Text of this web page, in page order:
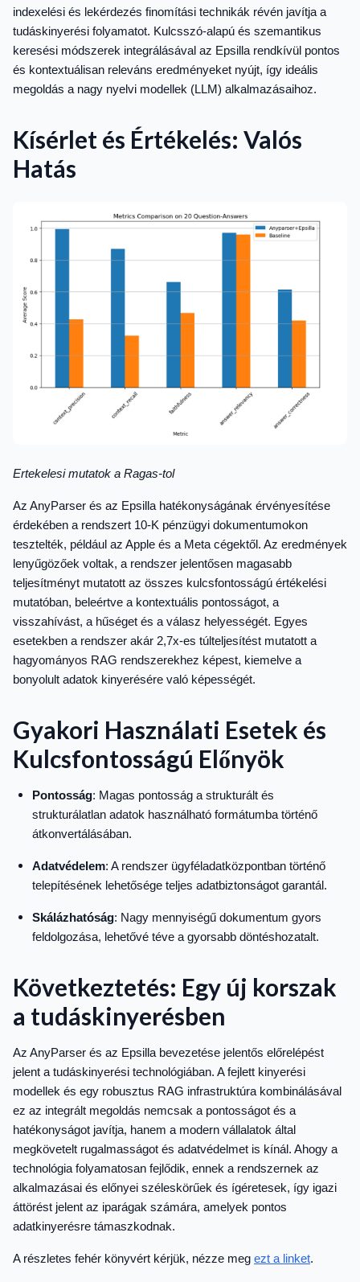
indexelési és lekérdezés finomítási technikák révén javítja a
tudáskinyerési folyamatot. Kulcsszó-alapú és szemantikus
keresési módszerek integrálásával az Epsilla rendkívül pontos
és kontextuálisan releváns eredményeket nyújt, így ideális
megoldás a nagy nyelvi modellek (LLM) alkalmazásaihoz.
Kísérlet és Értékelés: Valós
Hatás
Ertekelesi mutatok a Ragas-tol
Az AnyParser és az Epsilla hatékonyságának érvényesítése
érdekében a rendszert 10-K pénzügyi dokumentumokon
tesztelték, például az Apple és a Meta cégektől. Az eredmények
lenyűgözőek voltak, a rendszer jelentősen magasabb
teljesítményt mutatott az összes kulcsfontosságú értékelési
mutatóban, beleértve a kontextuális pontosságot, a
visszahívást, a hűséget és a válasz helyességét. Egyes
esetekben a rendszer akár 2,7x-es túlteljesítést mutatott a
hagyományos RAG rendszerekhez képest, kiemelve a
bonyolult adatok kinyerésére való képességét.
Gyakori Használati Esetek és
Kulcsfontosságú Előnyök
Pontosság: Magas pontosság a strukturált és
strukturálatlan adatok használható formátumba történő
átkonvertálásában.
Adatvédelem: A rendszer ügyféladatközpontban történő
telepítésének lehetősége teljes adatbiztonságot garantál.
Skálázhatóság: Nagy mennyiségű dokumentum gyors
feldolgozása, lehetővé téve a gyorsabb döntéshozatalt.
Következtetés: Egy új korszak
a tudáskinyerésben
Az AnyParser és az Epsilla bevezetése jelentős előrelépést
jelent a tudáskinyerési technológiában. A fejlett kinyerési
modellek és egy robusztus RAG infrastruktúra kombinálásával
ez az integrált megoldás nemcsak a pontosságot és a
hatékonyságot javítja, hanem a modern vállalatok által
megkövetelt rugalmasságot és adatvédelmet is kínál. Ahogy a
technológia folyamatosan fejlődik, ennek a rendszernek az
alkalmazásai és előnyei széleskörűek és ígéretesek, így igazi
áttörést jelent az iparágak számára, amelyek pontos
adatkinyerésre támaszkodnak.
A részletes fehér könyvért kérjük, nézze meg ezt a linket.